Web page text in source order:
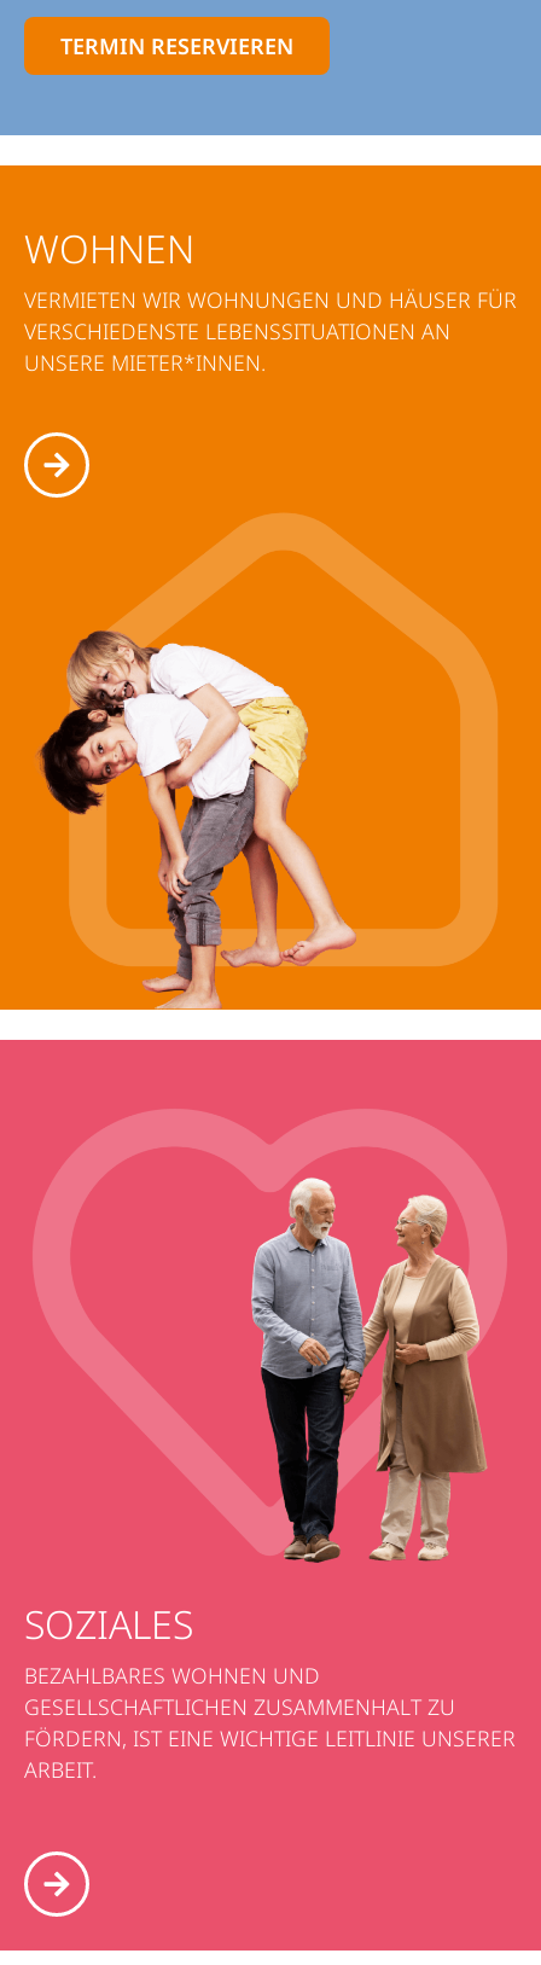
TERMIN RESERVIEREN
WOHNEN
VERMIETEN WIR WOHNUNGEN UND HÄUSER FÜR
VERSCHIEDENSTE LEBENSSITUATIONEN AN
UNSERE MIETER*INNEN.
SOZIALES
BEZAHLBARES WOHNEN UND
GESELLSCHAFTLICHEN ZUSAMMENHALT ZU
FÖRDERN, IST EINE WICHTIGE LEITLINIE UNSERER
ARBEIT.